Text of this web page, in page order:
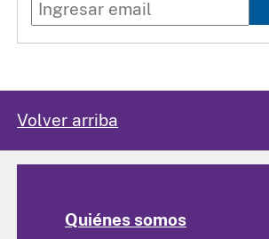
Volver arriba
Quiénes somos